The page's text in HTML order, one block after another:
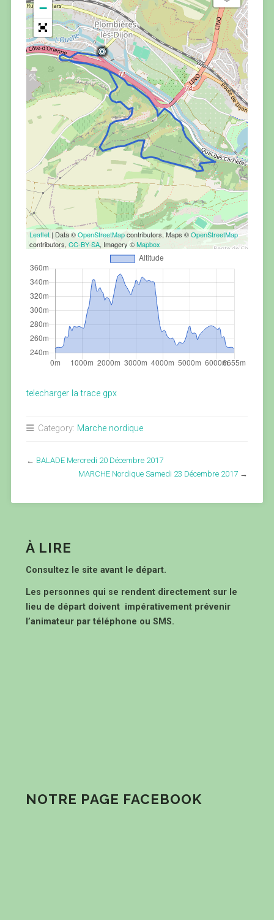
−
Leaflet| Data ©OpenStreetMapcontributors, Maps ©OpenStreetMap
contributors, CC-BY-SA, Imagery ©Mapbox
telecharger la trace gpx
Category: Marche nordique
← BALADE Mercredi 20 Décembre 2017
MARCHE Nordique Samedi 23 Décembre 2017 →
À LIRE
Consultez le site avant le départ.
Les personnes qui se rendent directement sur le
lieu de départ doivent impérativement prévenir
l’animateur par téléphone ou SMS.
NOTRE PAGE FACEBOOK